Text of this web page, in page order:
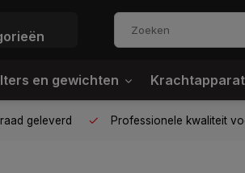
en gewichten
geleverd Professionele kwaliteit